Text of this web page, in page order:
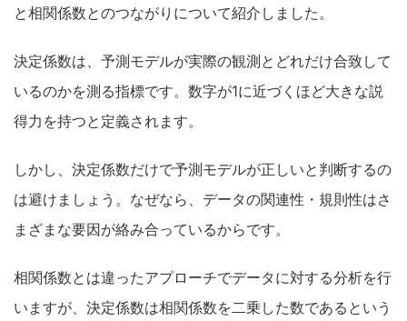
と相関係数とのつながりについて紹介しました。
決定係数は、予測モデルが実際の観測とどれだけ合致して
いるのかを測る指標です。数字が1に近づくほど大きな説
得力を持つと定義されます。
しかし、決定係数だけで予測モデルが正しいと判断するの
は避けましょう。なぜなら、データの関連性・規則性はさ
まざまな要因が絡み合っているからです。
相関係数とは違ったアプローチでデータに対する分析を行
いますが、決定係数は相関係数を二乗した数であるという